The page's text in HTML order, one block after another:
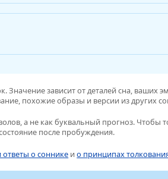
Значение зависит от деталей сна, ваших
похожие образы и версии из других
а не как буквальный прогноз. Чтобы
после пробуждения.
о соннике ио принципах